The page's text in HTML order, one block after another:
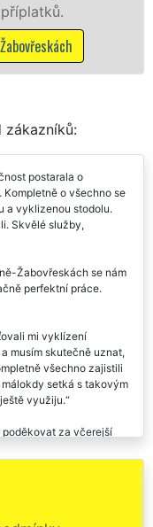
Mám zájem o
zákazníků:
postarala o
o všechno se
a vyklizenou stodolu.
Skvělé služby,
Žabovřeskách se nám
perfektní práce.
mi vyklízení
musím skutečně uznat,
všechno zajistili
setká s takovým
využiju.
poděkovat za včerejší
budu vás určitě
od